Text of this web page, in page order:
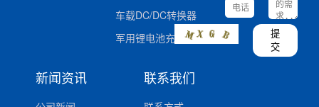
车载DC/DC转换器
军用锂电池充电器
新闻资讯 联系我们
提
交